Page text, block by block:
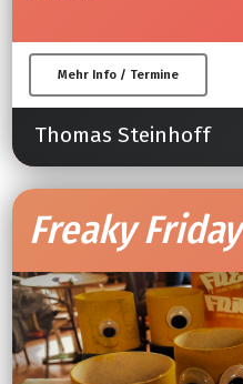
Mehr Info / Termine
Thomas Steinhoff
Freaky Friday